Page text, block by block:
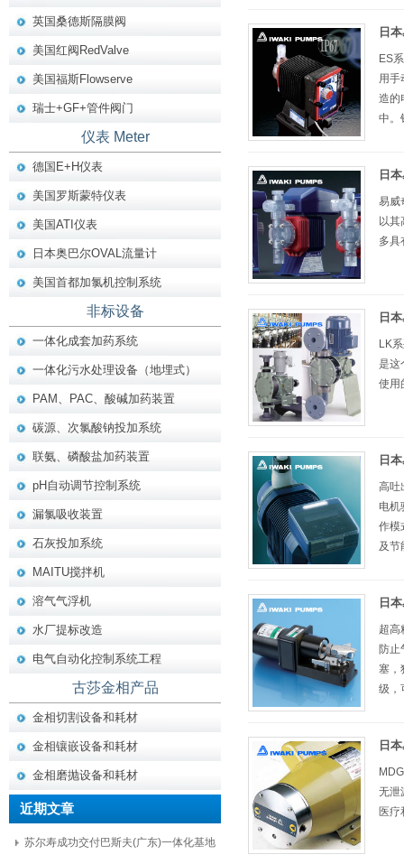
日
ES
用手
造的
中。
日
易威
以
多具
日
LK
是这
使用
日
高吐
电机
作模
及节
日
超高
防
塞，
级，
日
无泄
医疗
英国桑德斯隔膜阀
美国红阀RedValve
美国福斯Flowserve
瑞士+GF+管件阀门
仪表 Meter
德国E+H仪表
美国罗斯蒙特仪表
美国ATI仪表
日本奥巴尔OVAL流量计
美国首都加氯机控制系统
非标设备
一体化成套加药系统
一体化污水处理设备（地埋式）
PAM、PAC、酸碱加药装置
碳源、次氯酸钠投加系统
联氨、磷酸盐加药装置
pH自动调节控制系统
漏氯吸收装置
石灰投加系统
MAITU搅拌机
溶气气浮机
水厂提标改造
电气自动化控制系统工程
古莎金相产品
金相切割设备和耗材
金相镶嵌设备和耗材
金相磨抛设备和耗材
近期文章
苏尔寿成功交付巴斯夫(广东)一体化基地